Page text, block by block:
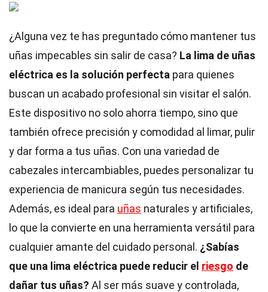
¿Alguna vez te has preguntado cómo mantener tus
uñas impecables sin salir de casa? La lima de uñas
eléctrica es la solución perfecta para quienes
buscan un acabado profesional sin visitar el salón.
Este dispositivo no solo ahorra tiempo, sino que
también ofrece precisión y comodidad al limar, pulir
y dar forma a tus uñas. Con una variedad de
cabezales intercambiables, puedes personalizar tu
experiencia de manicura según tus necesidades.
Además, es ideal para uñas naturales y artificiales,
lo que la convierte en una herramienta versátil para
cualquier amante del cuidado personal. ¿Sabías
que una lima eléctrica puede reducir el riesgo de
dañar tus uñas? Al ser más suave y controlada,